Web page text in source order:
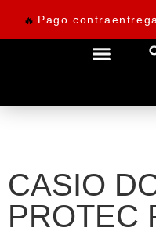
🔥 Pago contraentrega
CASIO
PROTEC